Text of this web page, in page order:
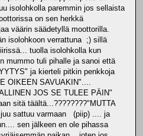
isolohkolla paremmin jos sellaista
on sen herkkä
väärin säädetyllä moottorilla.
isolohkoon verrattuna ;) sillä
tuolla isolohkolla kun
mummo tuli pihalle ja sanoi että
ja kierteli pitkin penkkoja
OIKEEN SAVUAKIN"....
JOS SE TULEE PÄIN"
sitä täältä...????????"MUTTA
sattuu varmaan (piip) .... ja
sen jälkeen en ole pihassa